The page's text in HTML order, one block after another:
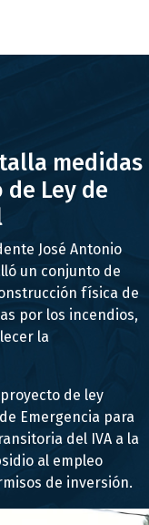
medidas
Ley de
José Antonio
un conjunto de
física de
por los incendios,
la
de ley
Emergencia para
del IVA a la
al empleo
de inversión.